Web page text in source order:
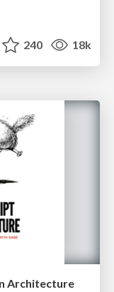
240 18k
Architecture